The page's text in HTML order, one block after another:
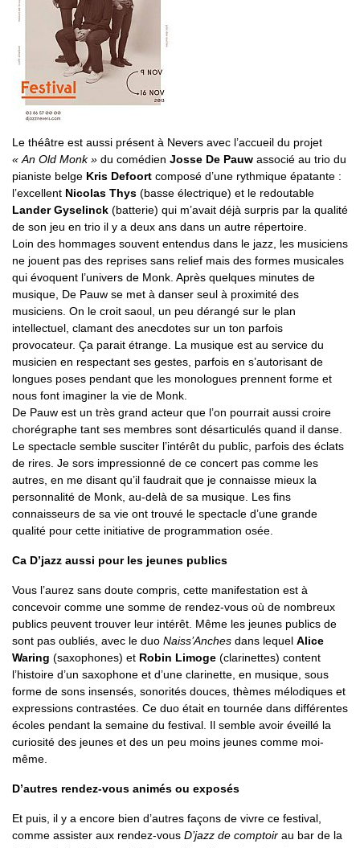
Le théâtre est aussi présent à Nevers avec l’accueil du projet
« An Old Monk » du comédien Josse De Pauw associé au trio du
pianiste belge Kris Defoort composé d’une rythmique épatante :
l’excellent Nicolas Thys (basse électrique) et le redoutable
Lander Gyselinck (batterie) qui m’avait déjà surpris par la qualité
de son jeu en trio il y a deux ans dans un autre répertoire.
Loin des hommages souvent entendus dans le jazz, les musiciens
ne jouent pas des reprises sans relief mais des formes musicales
qui évoquent l’univers de Monk. Après quelques minutes de
musique, De Pauw se met à danser seul à proximité des
musiciens. On le croit saoul, un peu dérangé sur le plan
intellectuel, clamant des anecdotes sur un ton parfois
provocateur. Ça parait étrange. La musique est au service du
musicien en respectant ses gestes, parfois en s’autorisant de
longues poses pendant que les monologues prennent forme et
nous font imaginer la vie de Monk.
De Pauw est un très grand acteur que l’on pourrait aussi croire
chorégraphe tant ses membres sont désarticulés quand il danse.
Le spectacle semble susciter l’intérêt du public, parfois des éclats
de rires. Je sors impressionné de ce concert pas comme les
autres, en me disant qu’il faudrait que je connaisse mieux la
personnalité de Monk, au-delà de sa musique. Les fins
connaisseurs de sa vie ont trouvé le spectacle d’une grande
qualité pour cette initiative de programmation osée.
Ca D’jazz aussi pour les jeunes publics
Vous l’aurez sans doute compris, cette manifestation est à
concevoir comme une somme de rendez-vous où de nombreux
publics peuvent trouver leur intérêt. Même les jeunes publics de
sont pas oubliés, avec le duo Naiss’Anches dans lequel Alice
Waring (saxophones) et Robin Limoge (clarinettes) content
l’histoire d’un saxophone et d’une clarinette, en musique, sous
forme de sons insensés, sonorités douces, thèmes mélodiques et
expressions contrastées. Ce duo était en tournée dans différentes
écoles pendant la semaine du festival. Il semble avoir éveillé la
curiosité des jeunes et des un peu moins jeunes comme moi-
même.
D’autres rendez-vous animés ou exposés
Et puis, il y a encore bien d’autres façons de vivre ce festival,
comme assister aux rendez-vous D’jazz de comptoir au bar de la